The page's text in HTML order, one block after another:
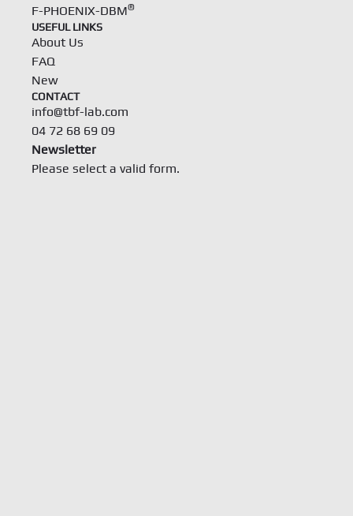
F-PHOENIX-DBM®
USEFUL LINKS
About Us
FAQ
New
CONTACT
info@tbf-lab.com
04 72 68 69 09
Newsletter
Please select a valid form.